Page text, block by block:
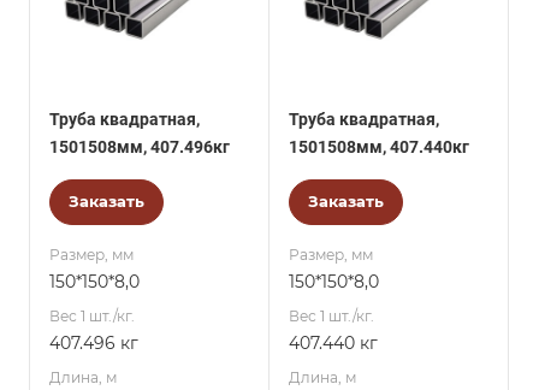
Труба квадратная,
1501508мм, 407.496кг
Заказать
Размер, мм
150*150*8,0
Вес 1 шт./кг.
407.496 кг
Длина, м
Труба квадратная,
1501508мм, 407.440кг
Заказать
Размер, мм
150*150*8,0
Вес 1 шт./кг.
407.440 кг
Длина, м